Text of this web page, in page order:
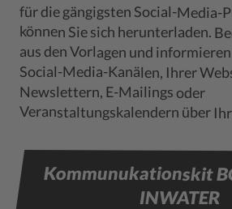
für die gängigsten Social-Media-
können Sie sich herunterladen.
aus den Vorlagen und
Social-Media-Kanälen, Ihrer
Newslettern, E-Mailings oder
Veranstaltungskalendern über
Kommunukationskit
INWATER